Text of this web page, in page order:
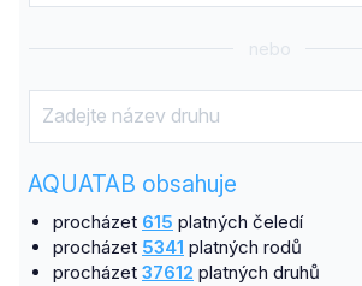
nebo
AQUATAB obsahuje
procházet 615 platných čeledí
procházet 5341 platných rodů
procházet 37612 platných druhů